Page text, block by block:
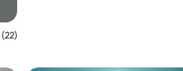
ohodnotenie 4,95 z 5, počet hodnotení: